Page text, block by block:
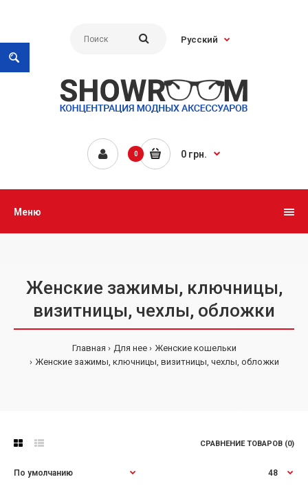
Русский
0 0 грн.
Меню
Женские зажимы, ключницы,
визитницы, чехлы, обложки
Главная Для нее
Женские кошельки
Женские зажимы, ключницы, визитницы, чехлы, обложки
СРАВНЕНИЕ ТОВАРОВ (0)